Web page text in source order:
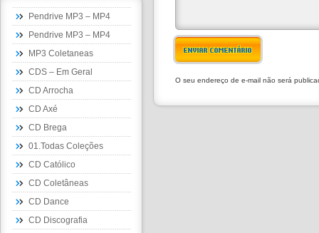
Pendrive MP3 – MP4
Pendrive MP3 – MP4
MP3 Coletaneas
CDS – Em Geral
CD Arrocha
CD Axé
CD Brega
01.Todas Coleções
CD Católico
CD Coletâneas
CD Dance
CD Discografia
ENVIAR COMENTÁRIO
O seu endereço de e-mail não será